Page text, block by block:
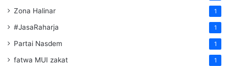
Zona Halinar 1
#JasaRaharja 1
Partai Nasdem 1
fatwa MUI zakat 1